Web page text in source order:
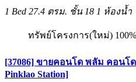
1 Bed 27.4 ตรม. ชั้น 18 1 ห้องน้ำ
ทรัพย์โครงการ(ใหม่) 100%
[37086] ขายคอนโด พลัม คอนโ
Pinklao Station]